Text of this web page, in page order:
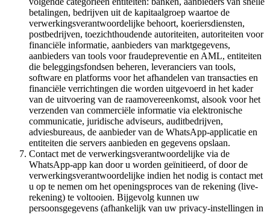
betalingen, bedrijven uit de kapitaalgroep waartoe de
verwerkingsverantwoordelijke behoort, koeriersdiensten,
postbedrijven, toezichthoudende autoriteiten, autoriteiten voor
financiële informatie, aanbieders van marktgegevens,
aanbieders van tools voor fraudepreventie en AML, entiteiten
die beleggingsfondsen beheren, leveranciers van tools,
software en platforms voor het afhandelen van transacties en
financiële verrichtingen die worden uitgevoerd in het kader
van de uitvoering van de raamovereenkomst, alsook voor het
verzenden van commerciële informatie via elektronische
communicatie, juridische adviseurs, auditbedrijven,
adviesbureaus, de aanbieder van de WhatsApp-applicatie en
entiteiten die servers aanbieden en gegevens opslaan.
Contact met de verwerkingsverantwoordelijke via de
WhatsApp-app kan door u worden geïnitieerd, of door de
verwerkingsverantwoordelijke indien het nodig is contact met
u op te nemen om het openingsproces van de rekening (live-
rekening) te voltooien. Bijgevolg kunnen uw
persoonsgegevens (afhankelijk van uw privacy-instellingen in